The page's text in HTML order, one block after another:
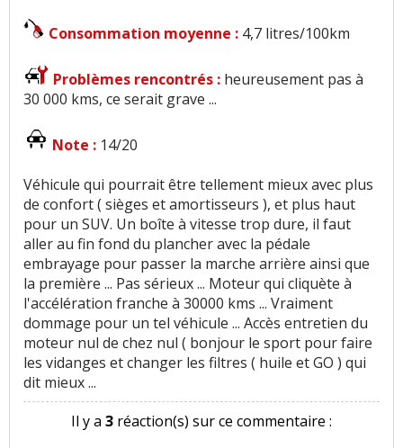
Consommation moyenne : 4,7 litres/100km
Problèmes rencontrés : heureusement pas à
30 000 kms, ce serait grave ...
Note : 14/20
Véhicule qui pourrait être tellement mieux avec plus
de confort ( sièges et amortisseurs ), et plus haut
pour un SUV. Un boîte à vitesse trop dure, il faut
aller au fin fond du plancher avec la pédale
embrayage pour passer la marche arrière ainsi que
la première ... Pas sérieux ... Moteur qui cliquète à
l'accélération franche à 30000 kms ... Vraiment
dommage pour un tel véhicule ... Accès entretien du
moteur nul de chez nul ( bonjour le sport pour faire
les vidanges et changer les filtres ( huile et GO ) qui
dit mieux ...
Il y a3 réaction(s) sur ce commentaire :